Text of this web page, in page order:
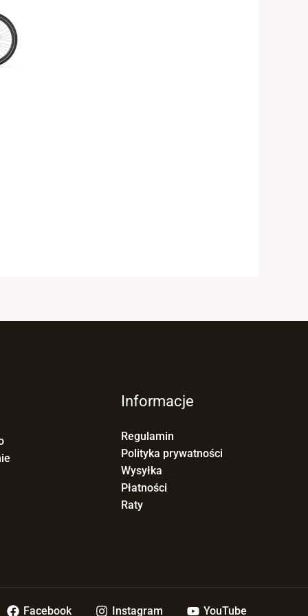
Informacje
Regulamin
Polityka prywatności
Wysyłka
Płatności
Raty
Facebook Instagram YouTube